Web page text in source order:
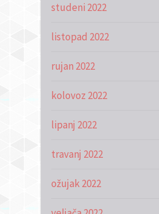
studeni 2022
listopad 2022
rujan 2022
kolovoz 2022
lipanj 2022
travanj 2022
ožujak 2022